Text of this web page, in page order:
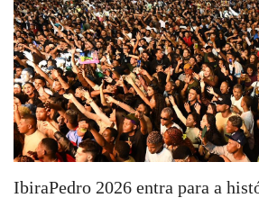
IbiraPedro 2026 entra para a